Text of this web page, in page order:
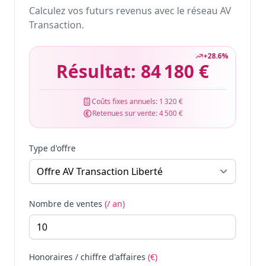
Calculez vos futurs revenus avec le réseau AV
Transaction.
+28.6%
Résultat: 84 180 €
Coûts fixes annuels: 1 320 €
Retenues sur vente:4 500 €
Type d'offre
Nombre de ventes (/ an)
Honoraires / chiffre d'affaires (€)